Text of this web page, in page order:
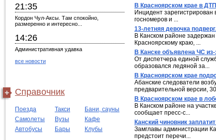
21:35
Кордон Чул-Аксы. Там спокойно,
размеренно и интересно...
14:26
Административная удавка
все новости
Справочник
Поезда Такси
Бани, сауны
Самолеты
Вузы
Кафе
Автобусы
Бары Клубы
В Красноярском крае в
Инцидент
госномеров и ...
13-летняя девочка
В Канском районе
Красноярскому краю, ...
В Канске объявлена ЧС из-
От диспетчера единой
образовался ледяной за...
В Красноярском крае
Абанские следователи
предварительной версии,
В Красноярском крае в
В Канском районе на
сообщает пресс-с...
Канский чиновник
Замглавы администрации
предстоит перечи...